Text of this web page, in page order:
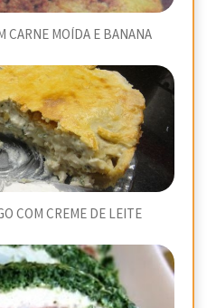
CARNE MOÍDA E BANANA
COM CREME DE LEITE